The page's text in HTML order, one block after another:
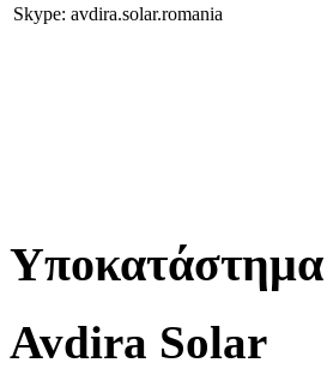
Skype: avdira.solar.romania
Υποκατάστημα
Avdira Solar